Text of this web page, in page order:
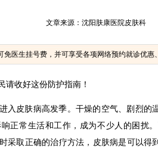
文章来源：沈阳肤康医院皮肤科
挂号费，并可享受各项网络预约就诊优惠、全
请收好这份防护指南！
入皮肤病高发季。干燥的空气、剧烈的
正常生活和工作，成为不少人的困扰
采取正确的治疗方法，皮肤病是可以得